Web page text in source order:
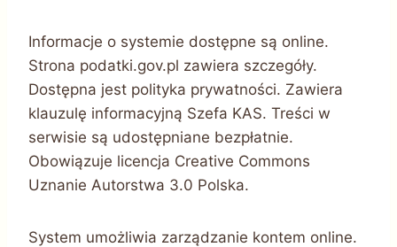
Informacje o systemie dostępne są online.
Strona podatki.gov.pl zawiera szczegóły.
Dostępna jest polityka prywatności. Zawiera
klauzulę informacyjną Szefa KAS. Treści w
serwisie są udostępniane bezpłatnie.
Obowiązuje licencja Creative Commons
Uznanie Autorstwa 3.0 Polska.
System umożliwia zarządzanie kontem online.